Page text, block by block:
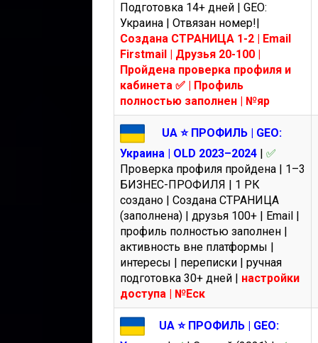
Подготовка 14+ дней | GEO:
Украина | Отвязан номер!|
Создана СТРАНИЦА 1-2 | Email
Firstmail | Друзья 20-100 |
Пройдена проверка профиля и
кабинета ✅ | Профиль
полностью заполнен | №яр
UA ⭐️ ПРОФИЛЬ | GEO:
Украина | OLD 2023–2024 | ✅
Проверка профиля пройдена | 1–3
БИЗНЕС-ПРОФИЛЯ | 1 РК
создано | Создана СТРАНИЦА
(заполнена) | друзья 100+ | Email |
профиль полностью заполнен |
активность вне платформы |
интересы | переписки | ручная
подготовка 30+ дней | настройки
доступа | №Еск
UA ⭐️ ПРОФИЛЬ | GEO: